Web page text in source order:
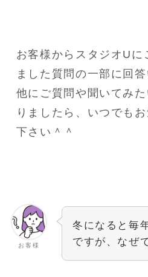
お客様からスタジオUに
ました質問の一部に回答
他にご質問や聞いてみ
りましたら、いつでも
下さい＾＾
お客様
冬になると毎
ですが、なぜ